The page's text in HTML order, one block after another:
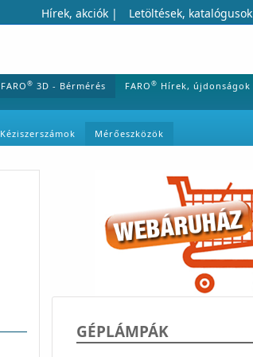
Hírek, akciók | Letöltések, katalógusok
FARO® 3D - Bérmérés FARO® Hírek, újdonságok
Kéziszerszámok Mérőeszközök
GÉPLÁMPÁK